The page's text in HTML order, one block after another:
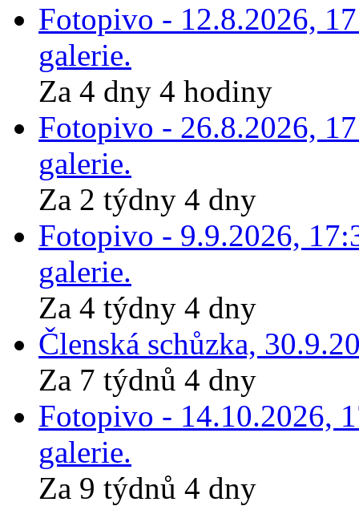
Fotopivo - 12.8.2026,
galerie.
Za 4 dny 4 hodiny
Fotopivo - 26.8.2026,
galerie.
Za 2 týdny 4 dny
Fotopivo - 9.9.2026,
galerie.
Za 4 týdny 4 dny
Členská schůzka,
Za 7 týdnů 4 dny
Fotopivo - 14.10.2026,
galerie.
Za 9 týdnů 4 dny